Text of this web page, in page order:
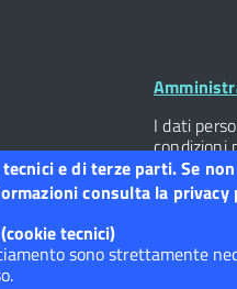
Footer
I dati
condizioni
e dal
Albo
e di terze parti. Se
consulta la privacy
tecnici)
sono strettamente